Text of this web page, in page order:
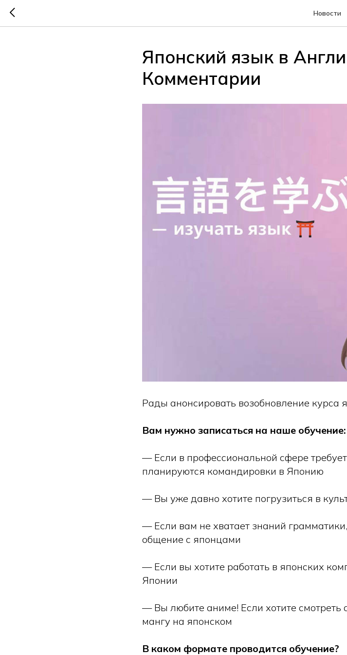
Новости
Японский язык в
Комментарии
Рады анонсировать возобновление курса
Вам нужно записаться на наше обучение:
— Если в профессиональной сфере
планируются командировки в Японию
— Вы уже давно хотите погрузиться в
— Если вам не хватает знаний
общение с японцами
— Если вы хотите работать в японских
Японии
— Вы любите аниме! Если хотите смотреть
мангу на японском
В каком формате проводится обучение?